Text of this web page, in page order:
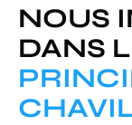
NOUS
DANS